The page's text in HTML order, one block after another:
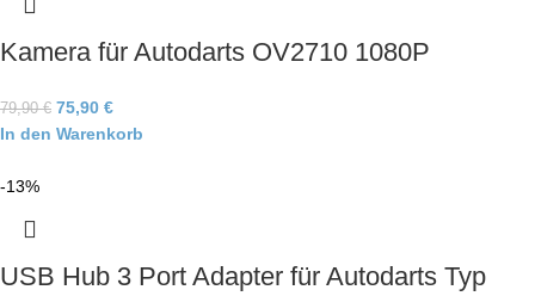
Kamera für Autodarts OV2710 1080P
79,90€ 75,90 €
In den Warenkorb
-13%
USB Hub 3 Port Adapter für Autodarts Typ